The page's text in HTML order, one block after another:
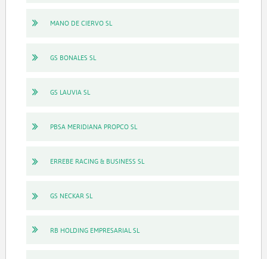
MANO DE CIERVO SL
GS BONALES SL
GS LAUVIA SL
PBSA MERIDIANA PROPCO SL
ERREBE RACING & BUSINESS SL
GS NECKAR SL
RB HOLDING EMPRESARIAL SL